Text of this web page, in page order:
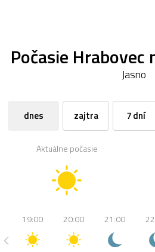
Počasie Hrabovec
Jasno
dnes zajtra 7 dní
Aktuálne počasie
19:00 20:00 21:00